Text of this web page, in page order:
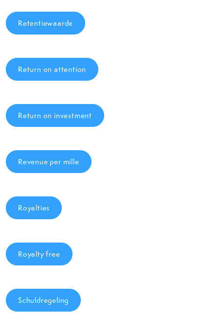
Retentiewaarde
Return on attention
Return on investment
Revenue per mille
Royalties
Royalty free
Schuldregeling